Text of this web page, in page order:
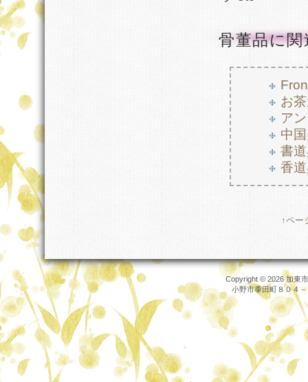
骨董品に
お
ア
中
書
香
↑ペー
Copyright © 2026加東
小野市黍田町８０４